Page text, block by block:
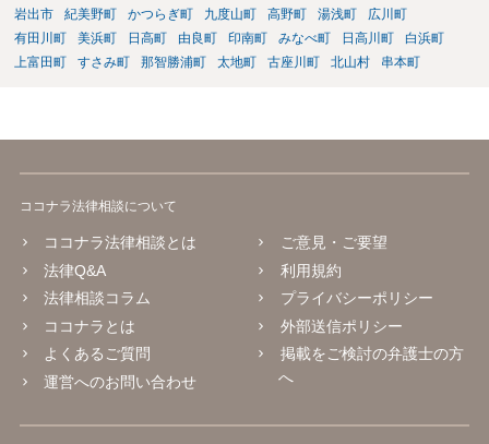
岩出市
紀美野町 かつらぎ町 九度山町 高野町 湯浅町
広川町
有田川町
美浜町 日高町 由良町 印南町 みなべ町 日高川町
白浜町
上富田町
すさみ町 那智勝浦町 太地町 古座川町 北山村 串本町
ココナラ法律相談について
ココナラ法律相談とは
法律Q&A
法律相談コラム
ココナラとは
よくあるご質問
運営へのお問い合わせ
ご意見・ご要望
利用規約
プライバシーポリシー
外部送信ポリシー
掲載をご検討の弁護士の方
へ